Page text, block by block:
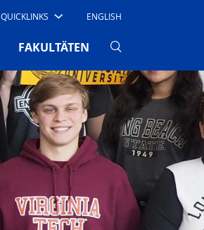
QUICKLINKS ENGLISH
FAKULTÄTEN